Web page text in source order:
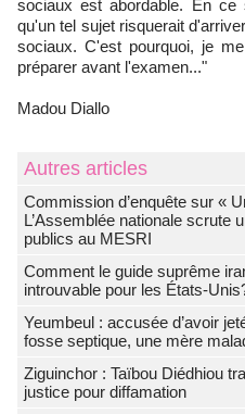
sociaux est abordable. En
qu'un tel sujet risquerait
sociaux. C'est pourquoi, je
préparer avant l'examen..."
Madou Diallo
Autres articles
Commission d’enquête sur «
L’Assemblée nationale scrute
publics au MESRI
Comment le guide suprême
introuvable pour les États-
Yeumbeul : accusée d’avoir
fosse septique, une mère
Ziguinchor : Taïbou Diédhiou
justice pour diffamation